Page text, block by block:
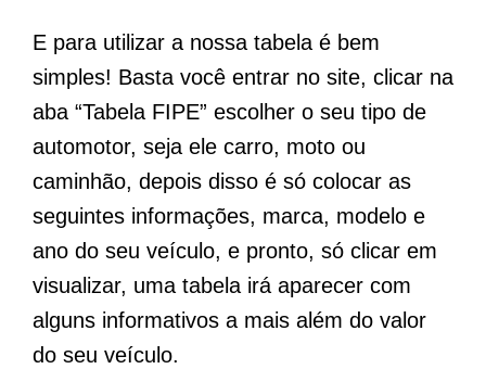
E para utilizar a nossa tabela é bem
simples! Basta você entrar no site, clicar na
aba “Tabela FIPE” escolher o seu tipo de
automotor, seja ele carro, moto ou
caminhão, depois disso é só colocar as
seguintes informações, marca, modelo e
ano do seu veículo, e pronto, só clicar em
visualizar, uma tabela irá aparecer com
alguns informativos a mais além do valor
do seu veículo.